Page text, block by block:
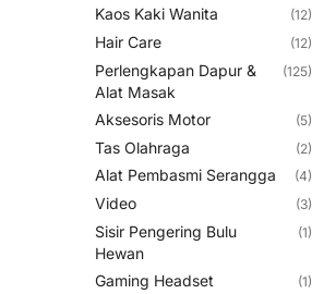
Kaos Kaki Wanita (12)
Hair Care (12)
Perlengkapan Dapur &
Alat Masak
(125)
Aksesoris Motor (5)
Tas Olahraga (2)
Alat Pembasmi Serangga (4)
Video (3)
Sisir Pengering Bulu
Hewan
(1)
Gaming Headset (1)